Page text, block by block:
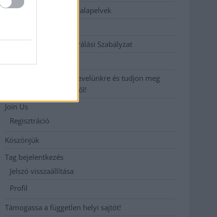
Etikai és függetlenségi alapelvek
Hozzászólási és Moderálási Szabályzat
Iratkozzon fel heti hírlevelünkre és tudjon meg
még többet megyénkről!
Join Us
Regisztráció
Köszönjük
Tag bejelentkezés
Jelszó visszaállítása
Profil
Támogassa a független helyi sajtót!